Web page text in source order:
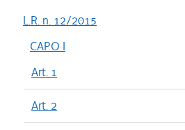
L.R. n. 12/2015
CAPO I
Art. 1
Art. 2